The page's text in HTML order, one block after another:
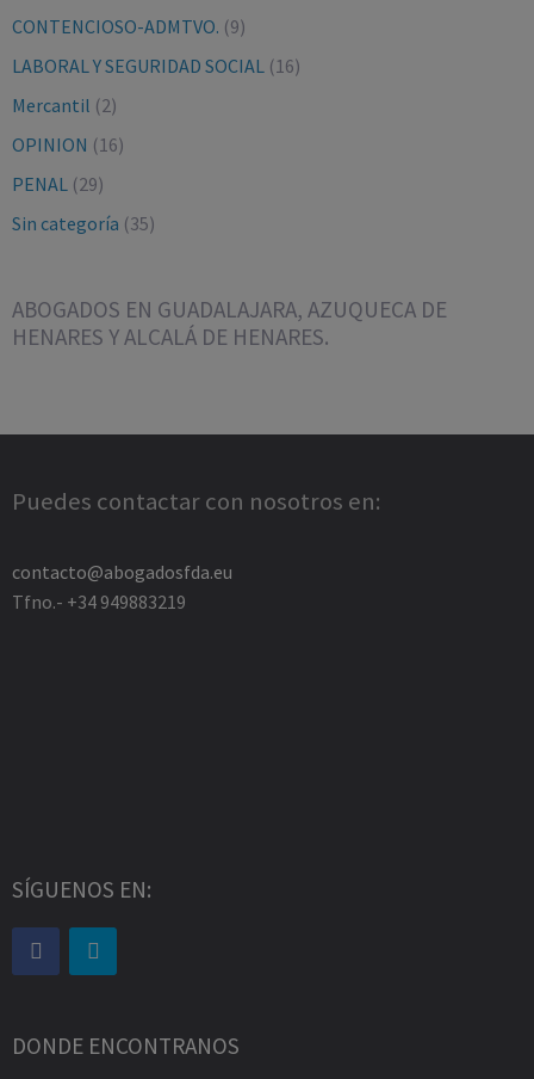
CONTENCIOSO-ADMTVO. (9)
LABORAL Y SEGURIDAD SOCIAL (16)
Mercantil (2)
OPINION (16)
PENAL (29)
Sin categoría (35)
ABOGADOS EN GUADALAJARA, AZUQUECA DE
HENARES Y ALCALÁ DE HENARES.
Puedes contactar con nosotros en:
contacto@abogadosfda.eu
Tfno.- +34 949883219
SÍGUENOS EN:
DONDE ENCONTRANOS